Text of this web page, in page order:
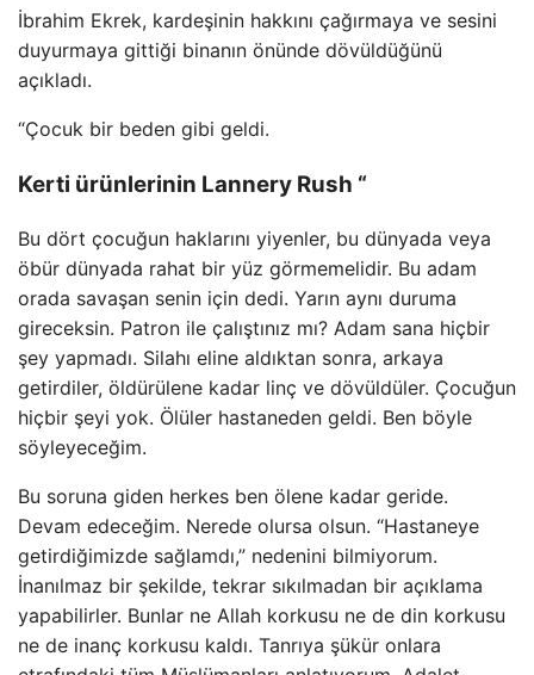
İbrahim Ekrek, kardeşinin hakkını çağırmaya ve sesini
duyurmaya gittiği binanın önünde dövüldüğünü
açıkladı.
“Çocuk bir beden gibi geldi.
Kerti ürünlerinin Lannery Rush “
Bu dört çocuğun haklarını yiyenler, bu dünyada veya
öbür dünyada rahat bir yüz görmemelidir. Bu adam
orada savaşan senin için dedi. Yarın aynı duruma
gireceksin. Patron ile çalıştınız mı? Adam sana hiçbir
şey yapmadı. Silahı eline aldıktan sonra, arkaya
getirdiler, öldürülene kadar linç ve dövüldüler. Çocuğun
hiçbir şeyi yok. Ölüler hastaneden geldi. Ben böyle
söyleyeceğim.
Bu soruna giden herkes ben ölene kadar geride.
Devam edeceğim. Nerede olursa olsun. “Hastaneye
getirdiğimizde sağlamdı,” nedenini bilmiyorum.
İnanılmaz bir şekilde, tekrar sıkılmadan bir açıklama
yapabilirler. Bunlar ne Allah korkusu ne de din korkusu
ne de inanç korkusu kaldı. Tanrıya şükür onlara